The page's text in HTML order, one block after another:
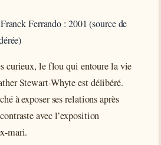
Ferrando : 2001 (source de
curieux, le flou qui entoure la vie
Stewart-Whyte est délibéré.
à exposer ses relations après
avec l’exposition
mari.